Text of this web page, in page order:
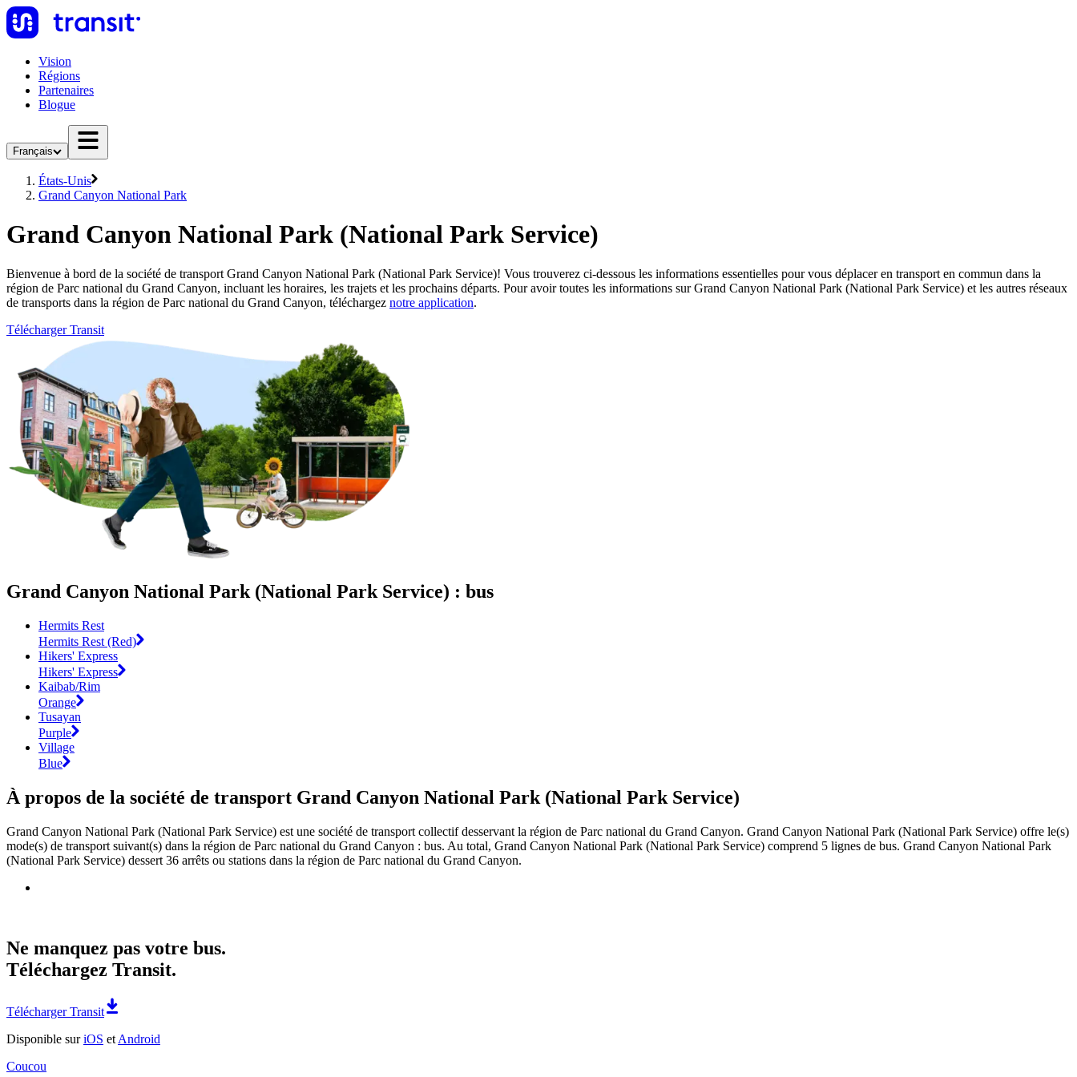
Vision
Régions
Partenaires
Blogue
Français
États-Unis
Grand Canyon National Park
Grand Canyon National Park (National Park Service)
Bienvenue à bord de la société de transport Grand Canyon National Park (National Park Service)! Vous trouverez ci-dessous les informations essentielles pour vous déplacer en transport en commun dans la
région de Parc national du Grand Canyon, incluant les horaires, les trajets et les prochains départs. Pour avoir toutes les informations sur Grand Canyon National Park (National Park Service) et les autres réseaux
de transports dans la région de Parc national du Grand Canyon, téléchargez notre application.
Télécharger Transit
Grand Canyon National Park (National Park Service) : bus
Hermits Rest
Hermits Rest (Red)
Hikers' Express
Hikers' Express
Kaibab/Rim
Orange
Tusayan
Purple
Village
Blue
À propos de la société de transport Grand Canyon National Park (National Park Service)
Grand Canyon National Park (National Park Service) est une société de transport collectif desservant la région de Parc national du Grand Canyon. Grand Canyon National Park (National Park Service) offre le(s)
mode(s) de transport suivant(s) dans la région de Parc national du Grand Canyon : bus. Au total, Grand Canyon National Park (National Park Service) comprend 5 lignes de bus. Grand Canyon National Park
(National Park Service) dessert 36 arrêts ou stations dans la région de Parc national du Grand Canyon.
Ne manquez pas votre bus.
Téléchargez Transit.
Télécharger Transit
Disponible suriOS et Android
Coucou